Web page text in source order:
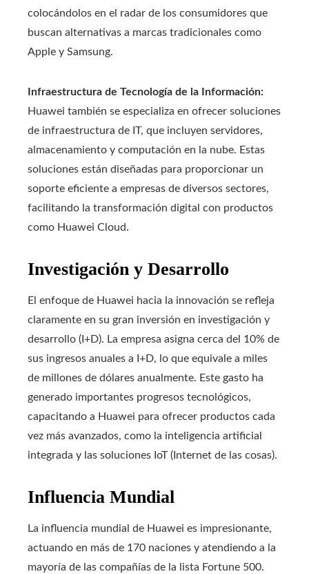
colocándolos en el radar de los consumidores que
buscan alternativas a marcas tradicionales como
Apple y Samsung.
Infraestructura de Tecnología de la Información:
Huawei también se especializa en ofrecer soluciones
de infraestructura de IT, que incluyen servidores,
almacenamiento y computación en la nube. Estas
soluciones están diseñadas para proporcionar un
soporte eficiente a empresas de diversos sectores,
facilitando la transformación digital con productos
como Huawei Cloud.
Investigación y Desarrollo
El enfoque de Huawei hacia la innovación se refleja
claramente en su gran inversión en investigación y
desarrollo (I+D). La empresa asigna cerca del 10% de
sus ingresos anuales a I+D, lo que equivale a miles
de millones de dólares anualmente. Este gasto ha
generado importantes progresos tecnológicos,
capacitando a Huawei para ofrecer productos cada
vez más avanzados, como la inteligencia artificial
integrada y las soluciones IoT (Internet de las cosas).
Influencia Mundial
La influencia mundial de Huawei es impresionante,
actuando en más de 170 naciones y atendiendo a la
mayoría de las compañías de la lista Fortune 500.